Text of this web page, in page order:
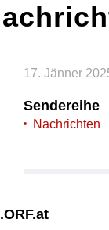
17. Jänner
Sendereihe
Nachrichten